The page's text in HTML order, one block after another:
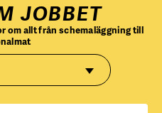
JOBBET
om allt från schemaläggning till